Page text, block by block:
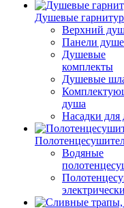
Душевые
Верхний
Панели
Душевые
комплекты
Душевые
душа
Насадки для
Водяные